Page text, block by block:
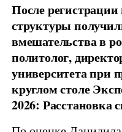
После
структуры
вмешательства в
политолог,
университета при
круглом столе
2026: Расстановка